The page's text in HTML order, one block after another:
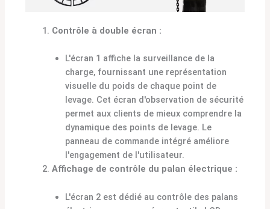
Contrôle à double écran :
L'écran 1 affiche la surveillance de la
charge, fournissant une représentation
visuelle du poids de chaque point de
levage. Cet écran d'observation de sécurité
permet aux clients de mieux comprendre la
dynamique des points de levage. Le
panneau de commande intégré améliore
l'engagement de l'utilisateur.
Affichage de contrôle du palan électrique :
L'écran 2 est dédié au contrôle des palans